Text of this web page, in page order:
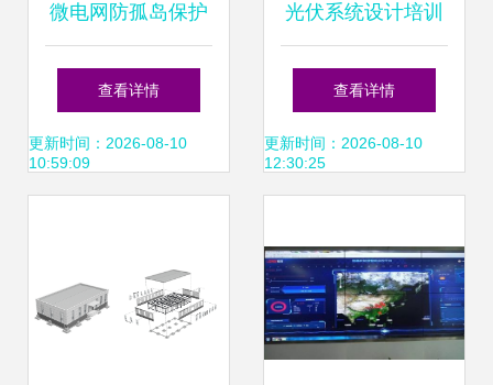
微电网防孤岛保护
与反孤岛保护研究
分布式光伏电力的
查看详情
更新时间：2026-08-10
10:59:09
光伏系统设计培训
资料 分布式光伏电
力的设计要点
查看详情
更新时间：2026-08-10
12:30:25